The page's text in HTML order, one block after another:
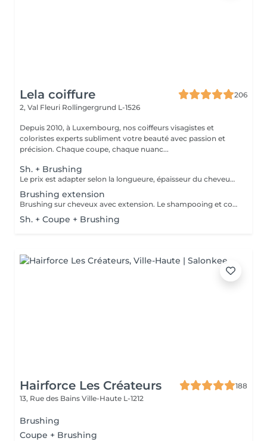
Lela coiffure
206
2, Val Fleuri Rollingergrund L-1526
Depuis 2010, à Luxembourg, nos coiffeurs visagistes et
coloristes experts subliment votre beauté avec passion et
précision. Chaque coupe, chaque nuanc...
Sh. + Brushing
Le prix est adapter selon la longueure, épaisseur du cheveux. Un supplément est ajouté sil y a utilisation dun outil chauffant ( plaque lissante ou boucleur). Compris dans le pris shampooing, conditionneur, produit coiffant et finition.
Brushing extension
Brushing sur cheveux avec extension. Le shampooing et conditionneur sont compris dans le prix.
Sh. + Coupe + Brushing
Hairforce Les Créateurs
188
13, Rue des Bains Ville-Haute L-1212
Brushing
Coupe + Brushing